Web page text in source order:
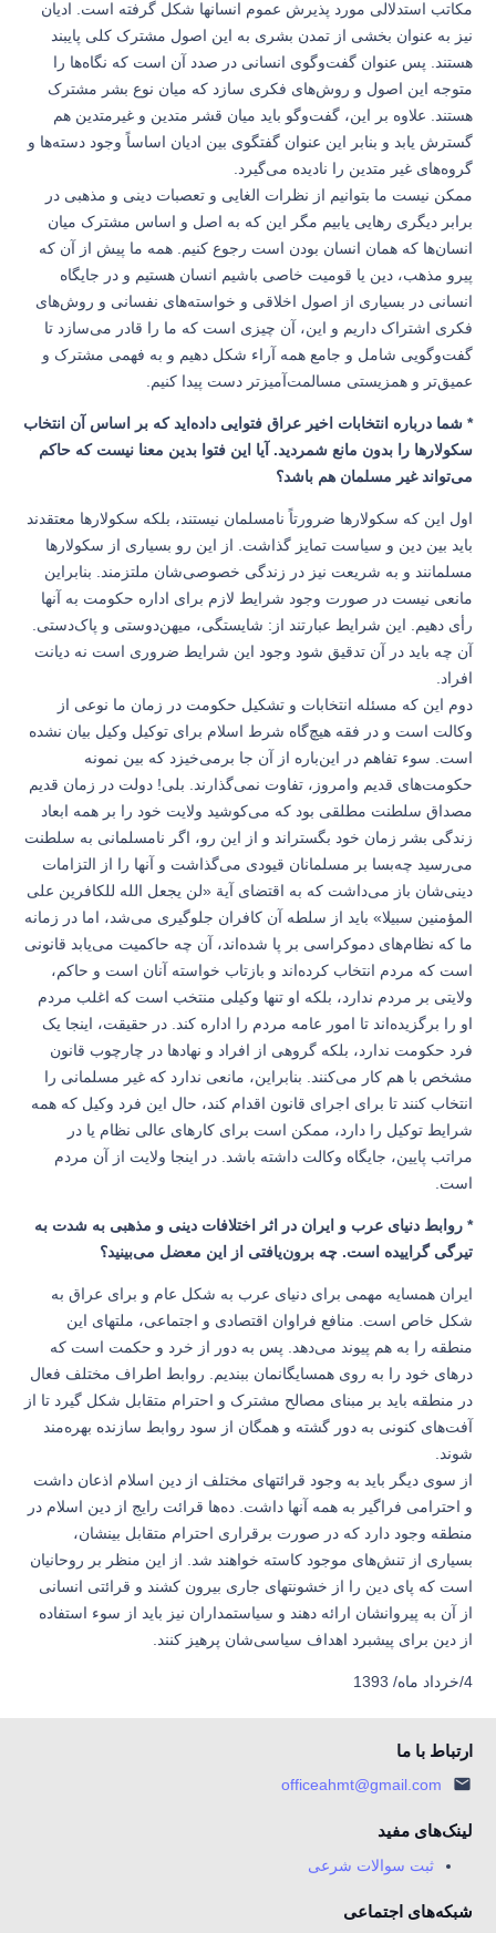
مکاتب استدلالی مورد پذیرش عموم انسانها شکل گرفته است. ادیان
نیز به عنوان بخشی از تمدن بشری به این اصول مشترک کلی پایبند
هستند. پس عنوان گفت‌وگوی انسانی در صدد آن است که نگاه‌ها را
متوجه این اصول و روش‌های فکری سازد که میان نوع بشر مشترک
هستند. علاوه بر این، گفت‌وگو باید میان قشر متدین و غیرمتدین هم
گسترش یابد و بنابر این عنوان گفتگوی بین ادیان اساساً وجود دسته‌ها و
گروه‌های غیر متدین را نادیده می‌گیرد.
ممکن نیست ما بتوانیم از نظرات الغایی و تعصبات دینی و مذهبی در
برابر دیگری رهایی یابیم مگر این که به اصل و اساس مشترک میان
انسان‌ها که همان انسان بودن است رجوع کنیم. همه ما پیش از آن که
پیرو مذهب، دین یا قومیت خاصی باشیم انسان هستیم و در جایگاه
انسانی در بسیاری از اصول اخلاقی و خواسته‌های نفسانی و روش‌های
فکری اشتراک داریم و این، آن چیزی است که ما را قادر می‌سازد تا
گفت‌وگویی شامل و جامع همه آراء شکل دهیم و به فهمی مشترک و
عمیق‌تر و همزیستی مسالمت‌آمیزتر دست پیدا کنیم.
* شما درباره انتخابات اخیر عراق فتوایی داده‌اید که بر اساس آن انتخاب
سکولارها را بدون مانع شمردید. آیا این فتوا بدین معنا نیست که حاکم
می‌تواند غیر مسلمان هم باشد؟
اول این که سکولارها ضرورتاً نامسلمان نیستند، بلکه سکولارها معتقدند
باید بین دین و سیاست تمایز گذاشت. از این رو بسیاری از سکولارها
مسلمانند و به شریعت نیز در زندگی خصوصی‌شان ملتزمند. بنابراین
مانعی نیست در صورت وجود شرایط لازم برای اداره حکومت به آنها
رأی دهیم. این شرایط عبارتند از: شایستگی، میهن‌دوستی و پاک‌دستی.
آن چه باید در آن تدقیق شود وجود این شرایط ضروری است نه دیانت
افراد.
دوم این که مسئله انتخابات و تشکیل حکومت در زمان ما نوعی از
وکالت است و در فقه هیچ‌گاه شرط اسلام برای توکیل وکیل بیان نشده
است. سوء تفاهم در این‌باره از آن جا برمی‌خیزد که بین نمونه
حکومت‌های قدیم وامروز، تفاوت نمی‌گذارند. بلی! دولت در زمان قدیم
مصداق سلطنت مطلقی بود که می‌کوشید ولایت خود را بر همه ابعاد
زندگی بشر زمان خود بگستراند و از این رو، اگر نامسلمانی به سلطنت
می‌رسید چه‌بسا بر مسلمانان قیودی می‌گذاشت و آنها را از التزامات
دینی‌شان باز می‌داشت که به اقتضای آیة «لن یجعل الله للکافرین علی
المؤمنین سبیلا» باید از سلطه آن کافران جلوگیری می‌شد، اما در زمانه
ما که نظام‌های دموکراسی بر پا شده‌اند، آن چه حاکمیت می‌یابد قانونی
است که مردم انتخاب کرده‌اند و بازتاب خواسته آنان است و حاکم،
ولایتی بر مردم ندارد، بلکه او تنها وکیلی منتخب است که اغلب مردم
او را برگزیده‌اند تا امور عامه مردم را اداره کند. در حقیقت، اینجا یک
فرد حکومت ندارد، بلکه گروهی از افراد و نهادها در چارچوب قانون
مشخص با هم کار می‌کنند. بنابراین، مانعی ندارد که غیر مسلمانی را
انتخاب کنند تا برای اجرای قانون اقدام کند، حال این فرد وکیل که همه
شرایط توکیل را دارد، ممکن است برای کارهای عالی نظام یا در
مراتب پایین، جایگاه وکالت داشته باشد. در اینجا ولایت از آن مردم
است.
* روابط دنیای عرب و ایران در اثر اختلافات دینی و مذهبی به شدت به
تیرگی گراییده است. چه برون‌یافتی از این معضل می‌بینید؟
ایران همسایه مهمی برای دنیای عرب به شکل عام و برای عراق به
شکل خاص است. منافع فراوان اقتصادی و اجتماعی، ملتهای این
منطقه را به هم پیوند می‌دهد. پس به دور از خرد و حکمت است که
درهای خود را به روی همسایگانمان ببندیم. روابط اطراف مختلف فعال
در منطقه باید بر مبنای مصالح مشترک و احترام متقابل شکل گیرد تا از
آفت‌های کنونی به دور گشته و همگان از سود روابط سازنده بهره‌مند
شوند.
از سوی دیگر باید به وجود قرائتهای مختلف از دین اسلام اذعان داشت
و احترامی فراگیر به همه آنها داشت. ده‌ها قرائت رایج از دین اسلام در
منطقه وجود دارد که در صورت برقراری احترام متقابل بینشان،
بسیاری از تنش‌های موجود کاسته خواهند شد. از این منظر بر روحانیان
است که پای دین را از خشونتهای جاری بیرون کشند و قرائتی انسانی
از آن به پیروانشان ارائه دهند و سیاستمداران نیز باید از سوء استفاده
از دین برای پیشبرد اهداف سیاسی‌شان پرهیز کنند.
4/خرداد ماه/ 1393
ارتباط با ما
officeahmt@gmail.com
لینک‌های مفید
ثبت سوالات شرعی
شبکه‌های اجتماعی